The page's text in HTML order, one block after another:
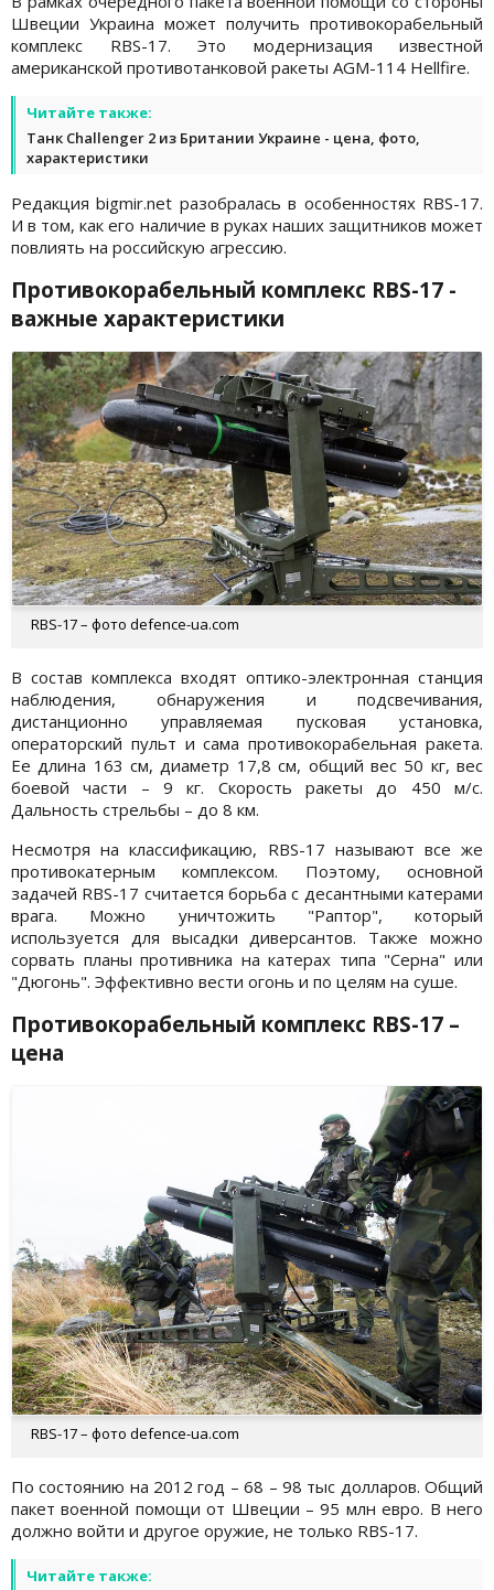
Швеции Украина может получить противокорабельный
комплекс RBS-17. Это модернизация известной
американской противотанковой ракеты AGM-114 Hellfire.
Читайте также:
Танк Challenger 2 из Британии Украине - цена, фото,
характеристики
Редакция bigmir.net разобралась в особенностях RBS-17.
И в том, как его наличие в руках наших защитников может
повлиять на российскую агрессию.
Противокорабельный комплекс RBS-17 -
важные характеристики
RBS-17 – фото defence-ua.com
В состав комплекса входят оптико-электронная станция
наблюдения, обнаружения и подсвечивания,
дистанционно управляемая пусковая установка,
операторский пульт и сама противокорабельная ракета.
Ее длина 163 см, диаметр 17,8 см, общий вес 50 кг, вес
боевой части – 9 кг. Скорость ракеты до 450 м/с.
Дальность стрельбы – до 8 км.
Несмотря на классификацию, RBS-17 называют все же
противокатерным комплексом. Поэтому, основной
задачей RBS-17 считается борьба с десантными катерами
врага. Можно уничтожить "Раптор", который
используется для высадки диверсантов. Также можно
сорвать планы противника на катерах типа "Серна" или
"Дюгонь". Эффективно вести огонь и по целям на суше.
Противокорабельный комплекс RBS-17 –
цена
RBS-17 – фото defence-ua.com
По состоянию на 2012 год – 68 – 98 тыс долларов. Общий
пакет военной помощи от Швеции – 95 млн евро. В него
должно войти и другое оружие, не только RBS-17.
Читайте также: